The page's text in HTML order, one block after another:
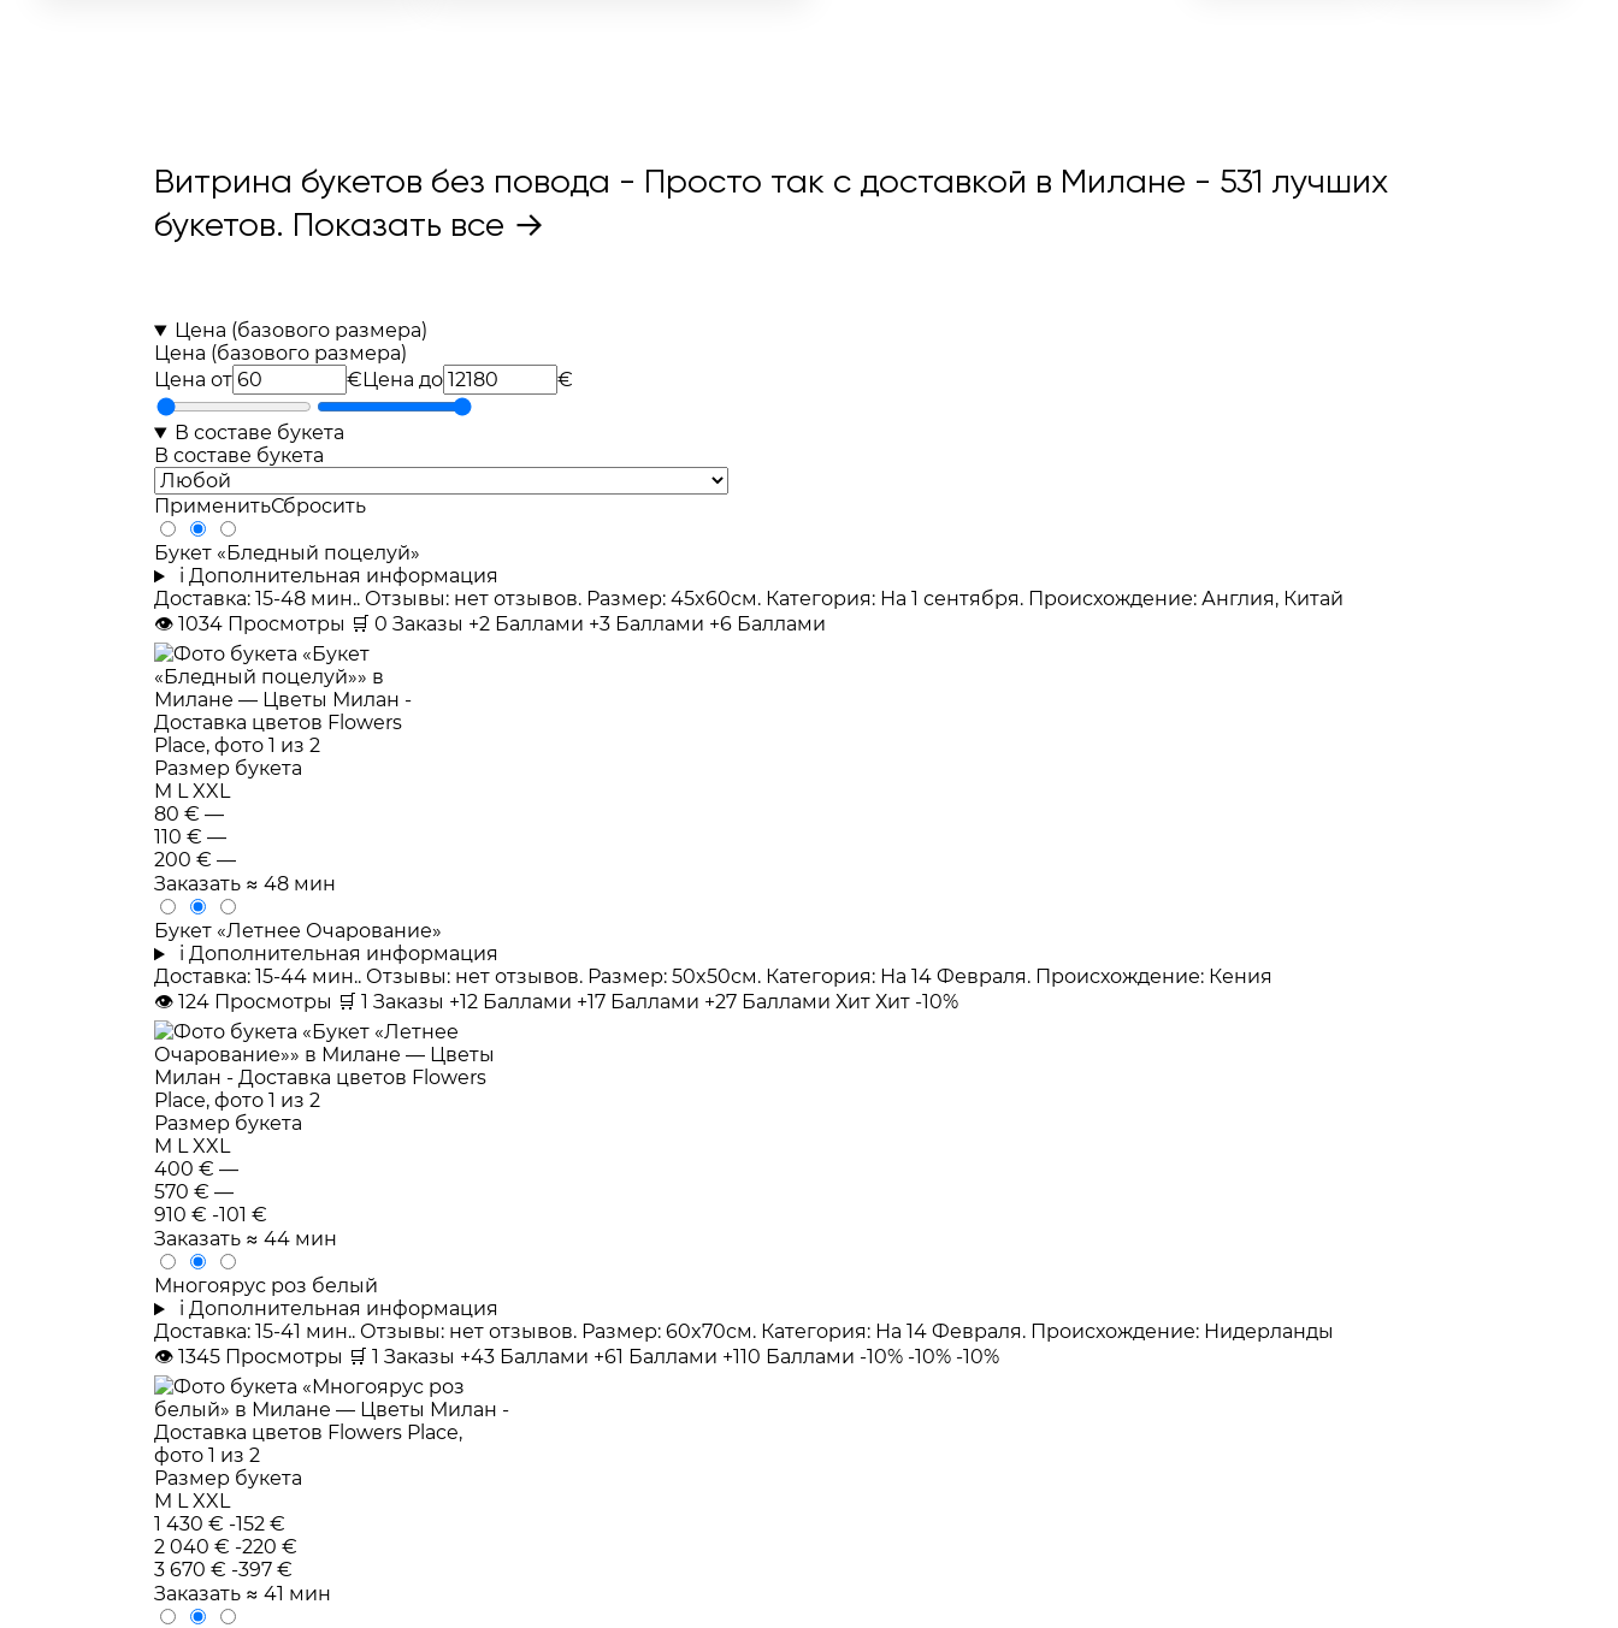
Витрина букетов без повода - Просто так с доставкой в Милане - 531 лучших
букетов. Показать все →
Цена (базового размера)
Цена (базового размера)
Цена от
€ Цена до €
В составе букета
В составе букета
ПрименитьСбросить
Букет «Бледный поцелуй»
i Дополнительная информация
Доставка: 15-48 мин.. Отзывы: нет отзывов. Размер: 45x60см. Категория: На 1 сентября. Происхождение: Англия, Китай
👁 1034 Просмотры 🛒 0 Заказы +2 Баллами +3 Баллами +6 Баллами
Размер букета
M LXXL
80 € —
110 € —
200 € —
Заказать ≈ 48 мин
Букет «Летнее Очарование»
i Дополнительная информация
Доставка: 15-44 мин.. Отзывы: нет отзывов. Размер: 50x50см. Категория: На 14 Февраля. Происхождение: Кения
👁 124 Просмотры 🛒 1 Заказы +12 Баллами +17 Баллами +27 Баллами Хит Хит -10%
Размер букета
M LXXL
400 € —
570 € —
910 € -101 €
Заказать ≈ 44 мин
Многоярус роз белый
i Дополнительная информация
Доставка: 15-41 мин.. Отзывы: нет отзывов. Размер: 60x70см. Категория: На 14 Февраля. Происхождение: Нидерланды
👁 1345 Просмотры 🛒 1 Заказы +43 Баллами +61 Баллами +110 Баллами -10% -10% -10%
Размер букета
M LXXL
1 430 € -152 €
2 040 € -220 €
3 670 € -397 €
Заказать ≈ 41 мин